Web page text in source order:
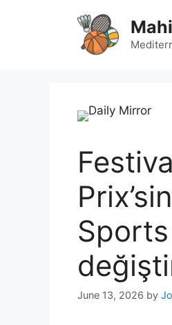
June 13, 2026 by